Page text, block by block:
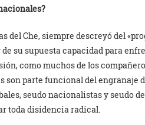
del Che, siempre descreyó del
su supuesta capacidad para
como muchos de los
son parte funcional del engranaje
seudo nacionalistas y seudo
toda disidencia radical.